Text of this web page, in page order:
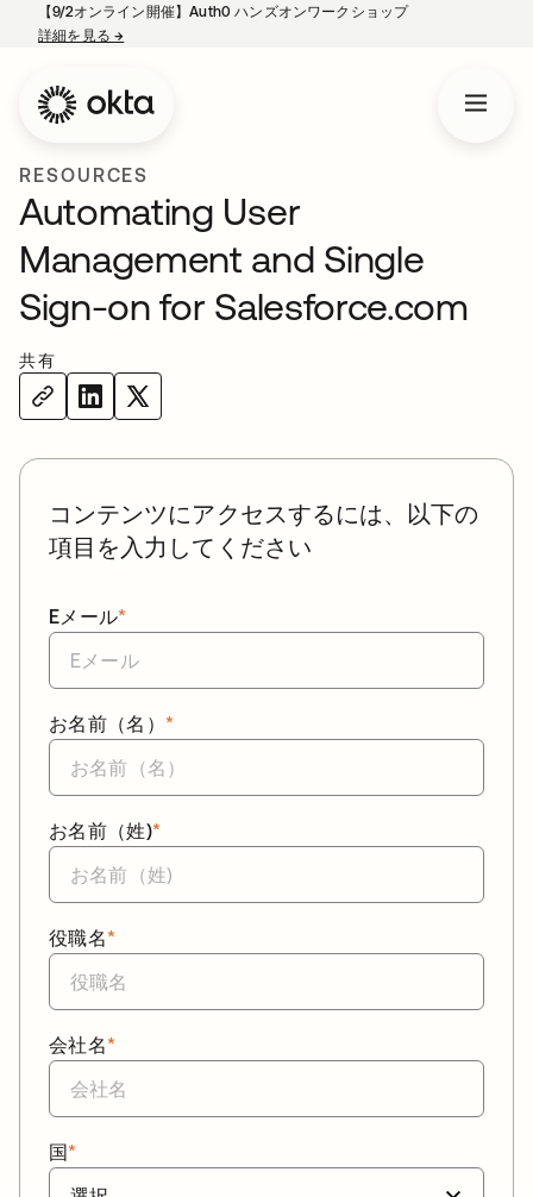
【9/2オンライン開催】Auth0 ハンズオンワークショップ
詳細を見る→
RESOURCES
Automating User
Management and Single
Sign-on for Salesforce.com
共有
コンテンツにアクセスするには、以下の
項目を入力してください
*
Eメール
*
お名前（名）
*
お名前（姓)
*
役職名
*
会社名
*
国